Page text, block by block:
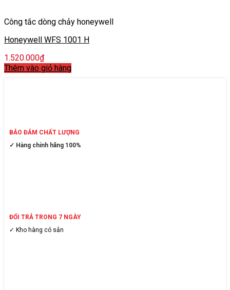
Công tắc dòng chảy honeywell
Honeywell WFS 1001 H
1.520.000₫
Thêm vào giỏ hàng
BẢO ĐẢM CHẤT LƯỢNG
✓ Hàng chính hãng 100%
ĐỔI TRẢ TRONG 7 NGÀY
✓ Kho hàng có sẳn